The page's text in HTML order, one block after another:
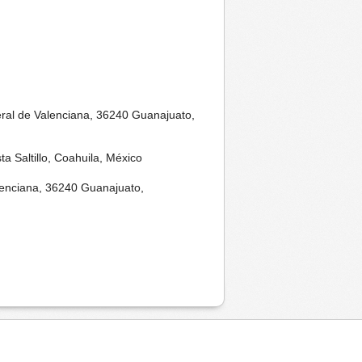
de Valenciana, 36240 Guanajuato,
Saltillo, Coahuila, México
36240 Guanajuato,